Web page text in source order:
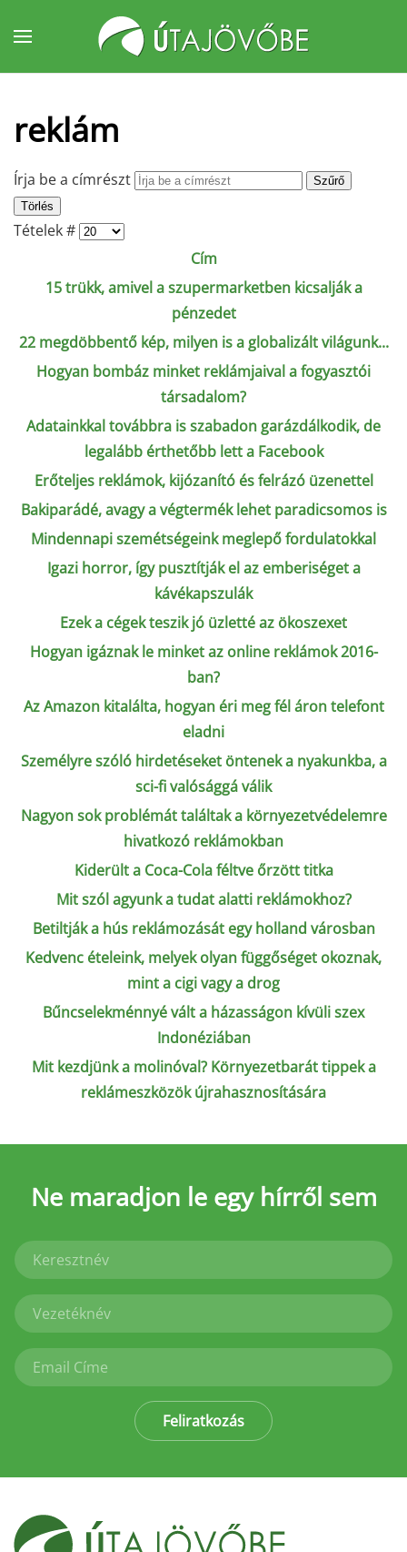
Fő tartalom átugrása
reklám
Írja be a címrészt
Szűrő
Törlés
Tételek #
Cím
15 trükk, amivel a szupermarketben kicsalják a
pénzedet
22 megdöbbentő kép, milyen is a globalizált világunk...
Hogyan bombáz minket reklámjaival a fogyasztói
társadalom?
Adatainkkal továbbra is szabadon garázdálkodik, de
legalább érthetőbb lett a Facebook
Erőteljes reklámok, kijózanító és felrázó üzenettel
Bakiparádé, avagy a végtermék lehet paradicsomos is
Mindennapi szemétségeink meglepő fordulatokkal
Igazi horror, így pusztítják el az emberiséget a
kávékapszulák
Ezek a cégek teszik jó üzletté az ökoszexet
Hogyan igáznak le minket az online reklámok 2016-
ban?
Az Amazon kitalálta, hogyan éri meg fél áron telefont
eladni
Személyre szóló hirdetéseket öntenek a nyakunkba, a
sci-fi valósággá válik
Nagyon sok problémát találtak a környezetvédelemre
hivatkozó reklámokban
Kiderült a Coca-Cola féltve őrzött titka
Mit szól agyunk a tudat alatti reklámokhoz?
Betiltják a hús reklámozását egy holland városban
Kedvenc ételeink, melyek olyan függőséget okoznak,
mint a cigi vagy a drog
Bűncselekménnyé vált a házasságon kívüli szex
Indonéziában
Mit kezdjünk a molinóval? Környezetbarát tippek a
reklámeszközök újrahasznosítására
Ne maradjon le egy hírről sem
Feliratkozás